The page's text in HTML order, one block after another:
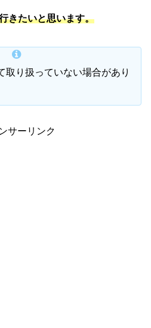
きたいと思います。
取り扱っていない場合があり
サーリンク